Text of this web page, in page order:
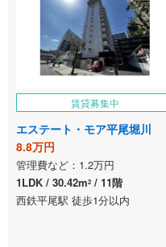
賃貸募集中
エステート・モア平尾堀川
8.8万円
管理費など：1.2万円
1LDK
30.42m2
11階
西鉄平尾駅 徒歩1分以内